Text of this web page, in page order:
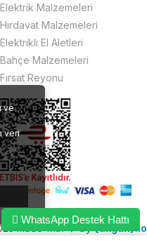
ve
veri
Elektrik Malzemeleri
Hırdavat Malzemeleri
Elektrikli El Aletleri
Bahçe Malzemeleri
Fırsat Reyonu
made with ❤️ by {akgun}.io
WhatsApp Destek Hattı